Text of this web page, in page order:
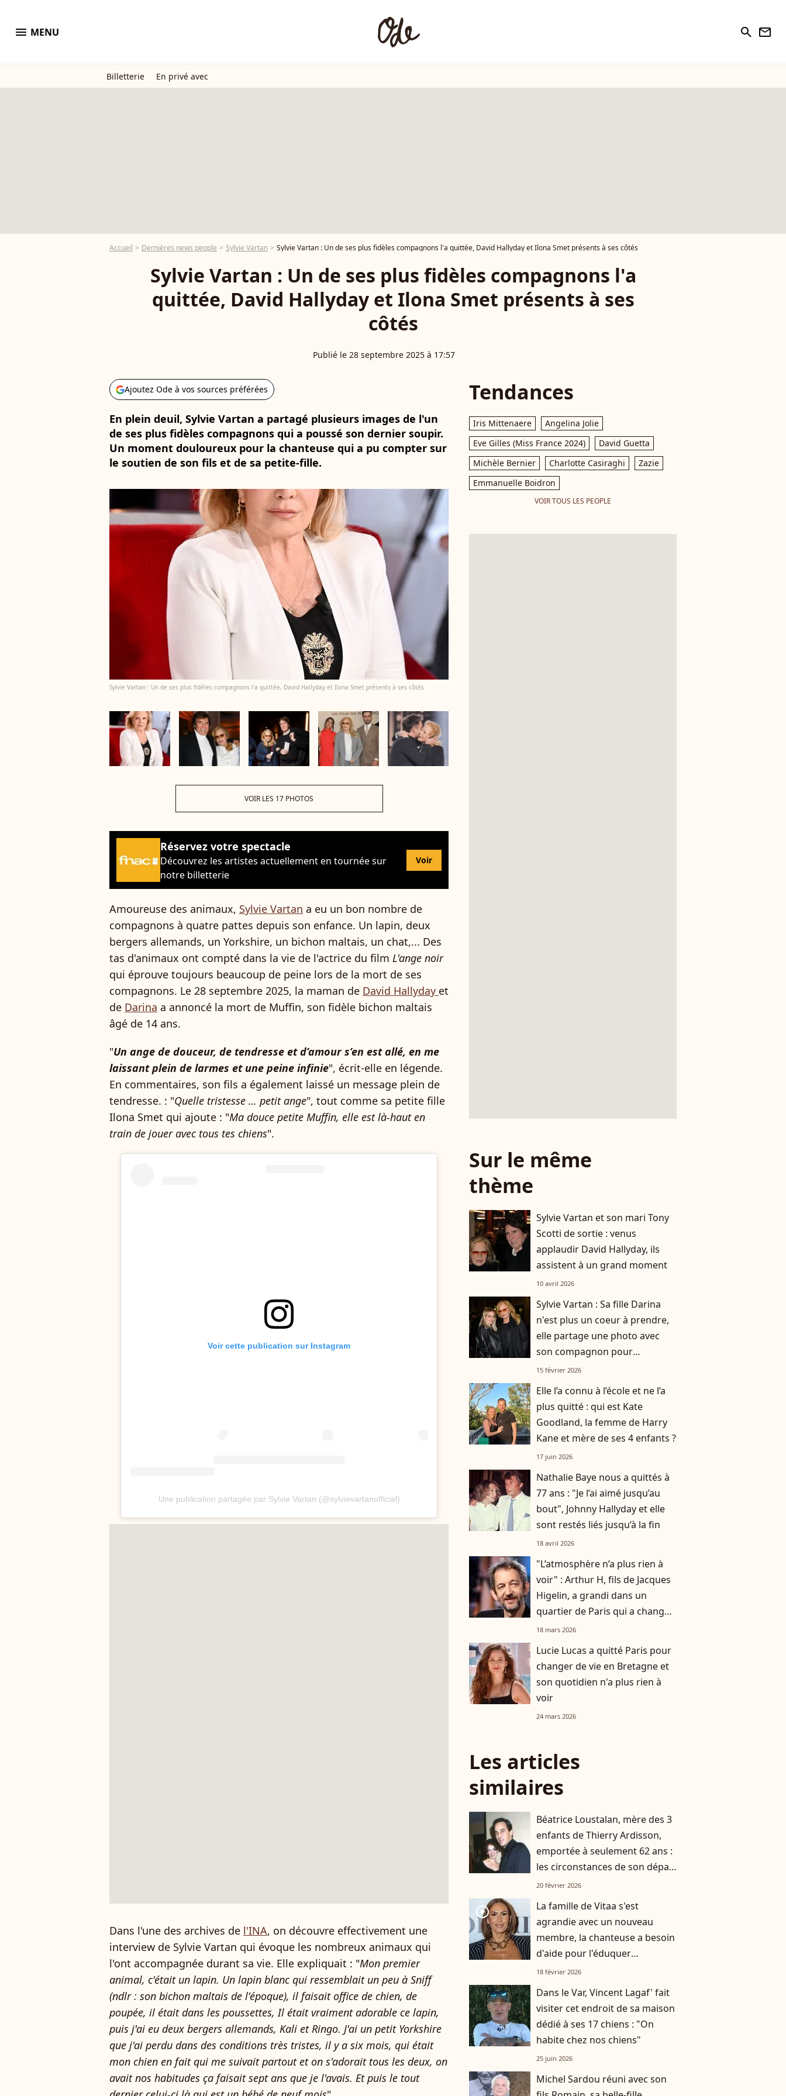
menu MENU search newsletter
Billetterie En privé avec
Accueil Dernières news people Sylvie Vartan Sylvie Vartan : Un de ses plus fidèles compagnons l'a quittée, David Hallyday et Ilona Smet présents à ses côtés
Sylvie Vartan : Un de ses plus fidèles compagnons l'a
quittée, David Hallyday et Ilona Smet présents à ses
côtés
Publié le 28 septembre 2025 à 17:57
Ajoutez Ode à vos sources préférées
En plein deuil, Sylvie Vartan a partagé plusieurs images de l'un
de ses plus fidèles compagnons qui a poussé son dernier soupir.
Un moment douloureux pour la chanteuse qui a pu compter sur
le soutien de son fils et de sa petite-fille.
Sylvie Vartan : Un de ses plus fidèles compagnons l'a quittée, David Hallyday et Ilona Smet présents à ses côtés
VOIR LES 17 PHOTOS
Réservez votre spectacle
Découvrez les artistes actuellement en tournée sur
notre billetterie
Voir
Amoureuse des animaux, Sylvie Vartan a eu un bon nombre de
compagnons à quatre pattes depuis son enfance. Un lapin, deux
bergers allemands, un Yorkshire, un bichon maltais, un chat,... Des
tas d'animaux ont compté dans la vie de l'actrice du film L'ange noir
qui éprouve toujours beaucoup de peine lors de la mort de ses
compagnons. Le 28 septembre 2025, la maman de David Hallyday et
de Darina a annoncé la mort de Muffin, son fidèle bichon maltais
âgé de 14 ans.
"Un ange de douceur, de tendresse et d’amour s’en est allé, en me
laissant plein de larmes et une peine infinie", écrit-elle en légende.
En commentaires, son fils a également laissé un message plein de
tendresse. : "Quelle tristesse … petit ange", tout comme sa petite fille
Ilona Smet qui ajoute : "Ma douce petite Muffin, elle est là-haut en
train de jouer avec tous tes chiens".
Voir cette publication sur Instagram
Une publication partagée par Sylvie Vartan (@sylvievartanofficial)
Dans l'une des archives de l'INA, on découvre effectivement une
interview de Sylvie Vartan qui évoque les nombreux animaux qui
l'ont accompagnée durant sa vie. Elle expliquait : "Mon premier
animal, c'était un lapin. Un lapin blanc qui ressemblait un peu à Sniff
(ndlr : son bichon maltais de l'époque), il faisait office de chien, de
poupée, il était dans les poussettes, Il était vraiment adorable ce lapin,
puis j'ai eu deux bergers allemands, Kali et Ringo. J'ai un petit Yorkshire
que j'ai perdu dans des conditions très tristes, il y a six mois, qui était
mon chien en fait qui me suivait partout et on s'adorait tous les deux, on
avait nos habitudes ça faisait sept ans que je l'avais. Et puis le tout
Tendances
Iris Mittenaere
Angelina Jolie
Eve Gilles (Miss France 2024)
David Guetta
Michèle Bernier
Charlotte Casiraghi
Zazie
Emmanuelle Boidron
VOIR TOUS LES PEOPLE
Sur le même
thème
Sylvie Vartan et son mari Tony
Scotti de sortie : venus
applaudir David Hallyday, ils
assistent à un grand moment
10 avril 2026
Sylvie Vartan : Sa fille Darina
n'est plus un coeur à prendre,
elle partage une photo avec
son compagnon pour
officialiser l'heureuse nouvelle
15 février 2026
Elle l’a connu à l’école et ne l’a
plus quitté : qui est Kate
Goodland, la femme de Harry
Kane et mère de ses 4 enfants ?
17 juin 2026
Nathalie Baye nous a quittés à
77 ans : "Je l’ai aimé jusqu’au
bout", Johnny Hallyday et elle
sont restés liés jusqu’à la fin
18 avril 2026
"L’atmosphère n’a plus rien à
voir" : Arthur H, fils de Jacques
Higelin, a grandi dans un
quartier de Paris qui a changé
du tout au tout
18 mars 2026
Lucie Lucas a quitté Paris pour
changer de vie en Bretagne et
son quotidien n'a plus rien à
voir
24 mars 2026
Les articles
similaires
Béatrice Loustalan, mère des 3
enfants de Thierry Ardisson,
emportée à seulement 62 ans :
les circonstances de son départ
connues
20 février 2026
player2
La famille de Vitaa s'est
agrandie avec un nouveau
membre, la chanteuse a besoin
d'aide pour l'éduquer
correctement
18 février 2026
Dans le Var, Vincent Lagaf' fait
visiter cet endroit de sa maison
dédié à ses 17 chiens : "On
habite chez nos chiens"
25 juin 2026
Michel Sardou réuni avec son